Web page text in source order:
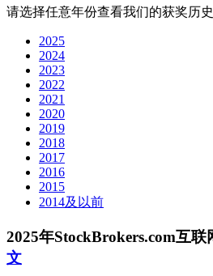
请选择任意年份查看我们的获奖历史
2025
2024
2023
2022
2021
2020
2019
2018
2017
2016
2015
2014及以前
2025年StockBrokers.com互联
文